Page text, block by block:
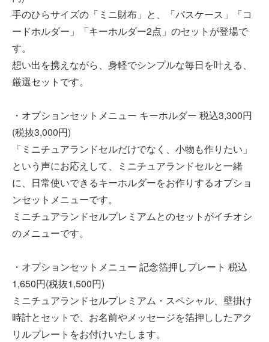
手のひらサイズの「ミニ財布」と、「パスケース」「コ
ードホルダー」「キーホルダー2点」のセットが登場で
す。
想い出を携えながら、身軽でシンプルな毎日を叶える、
厳選セットです。
・オプションセットメニュー キーホルダー 税込3,300円
(税抜3,000円)
「ミニチュアランドセルだけでなく、小物も作りたい」
という声にお応えして、ミニチュアランドセルと一緒
に、日常使いできるキーホルダーをお作りするオプショ
ンセットメニューです。
ミニチュアランドセルプレミアムとのセットがイチオシ
のメニューです。
・オプションセットメニュー 記念箔押しプレート 税込
1,650円(税抜1,500円)
ミニチュアランドセルプレミアム・スペシャル、壁掛け
時計とセットで、お名前やメッセージを箔押ししたアク
リルプレートをお付けいたします。